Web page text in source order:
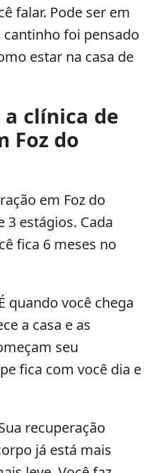
falar. Pode ser em
foi pensado
estar na casa de
clínica de
Foz do
em Foz do
estágios. Cada
fica 6 meses no
quando você chega
a casa e as
seu
fica com você dia e
recuperação
já está mais